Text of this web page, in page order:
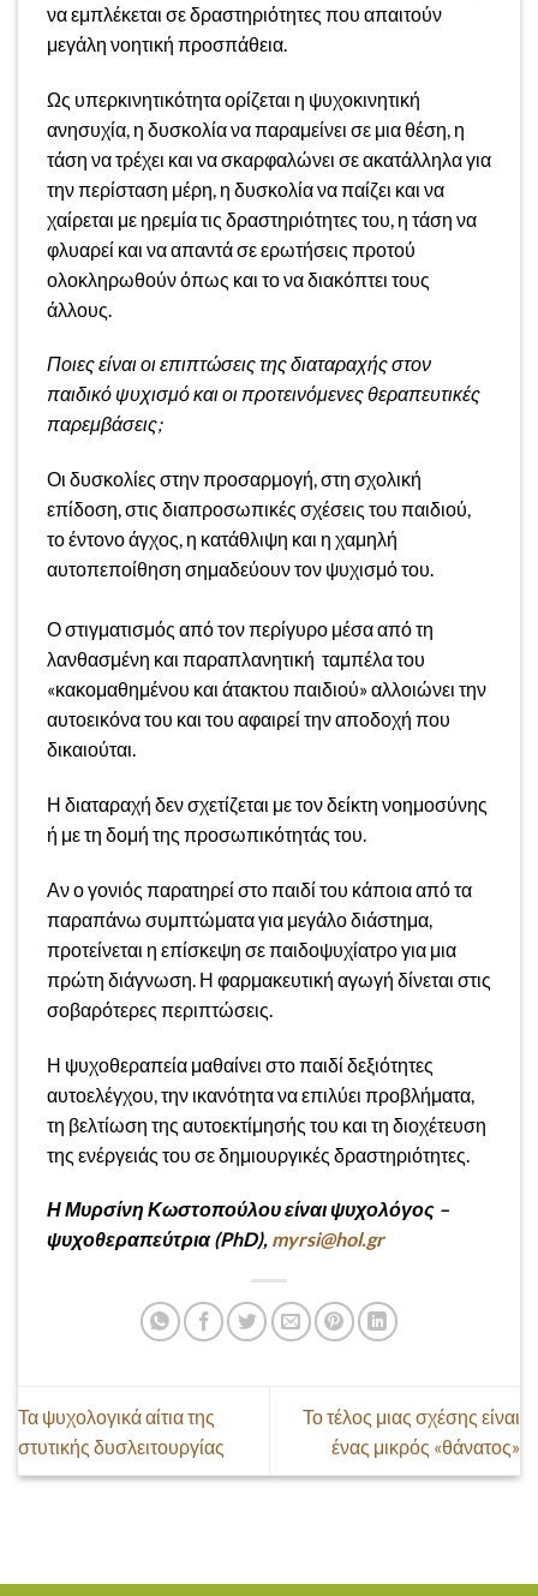
να εμπλέκεται σε δραστηριότητες που απαιτούν
μεγάλη νοητική προσπάθεια.
Ως υπερκινητικότητα ορίζεται η ψυχοκινητική
ανησυχία, η δυσκολία να παραμείνει σε μια θέση, η
τάση να τρέχει και να σκαρφαλώνει σε ακατάλληλα για
την περίσταση μέρη, η δυσκολία να παίζει και να
χαίρεται με ηρεμία τις δραστηριότητες του, η τάση να
φλυαρεί και να απαντά σε ερωτήσεις προτού
ολοκληρωθούν όπως και το να διακόπτει τους
άλλους.
Ποιες είναι οι επιπτώσεις της διαταραχής στον
παιδικό ψυχισμό και οι προτεινόμενες θεραπευτικές
παρεμβάσεις;
Οι δυσκολίες στην προσαρμογή, στη σχολική
επίδοση, στις διαπροσωπικές σχέσεις του παιδιού,
το έντονο άγχος, η κατάθλιψη και η χαμηλή
αυτοπεποίθηση σημαδεύουν τον ψυχισμό του.
Ο στιγματισμός από τον περίγυρο μέσα από τη
λανθασμένη και παραπλανητική ταμπέλα του
«κακομαθημένου και άτακτου παιδιού» αλλοιώνει την
αυτοεικόνα του και του αφαιρεί την αποδοχή που
δικαιούται.
Η διαταραχή δεν σχετίζεται με τον δείκτη νοημοσύνης
ή με τη δομή της προσωπικότητάς του.
Αν ο γονιός παρατηρεί στο παιδί του κάποια από τα
παραπάνω συμπτώματα για μεγάλο διάστημα,
προτείνεται η επίσκεψη σε παιδοψυχίατρο για μια
πρώτη διάγνωση. Η φαρμακευτική αγωγή δίνεται στις
σοβαρότερες περιπτώσεις.
Η ψυχοθεραπεία μαθαίνει στο παιδί δεξιότητες
αυτοελέγχου, την ικανότητα να επιλύει προβλήματα,
τη βελτίωση της αυτοεκτίμησής του και τη διοχέτευση
της ενέργειάς του σε δημιουργικές δραστηριότητες.
Η Μυρσίνη Κωστοπούλου είναι ψυχολόγος –
ψυχοθεραπεύτρια (PhD), myrsi@hol.gr
Τα ψυχολογικά αίτια της
στυτικής δυσλειτουργίας
Το τέλος μιας σχέσης είναι
ένας μικρός «θάνατος»